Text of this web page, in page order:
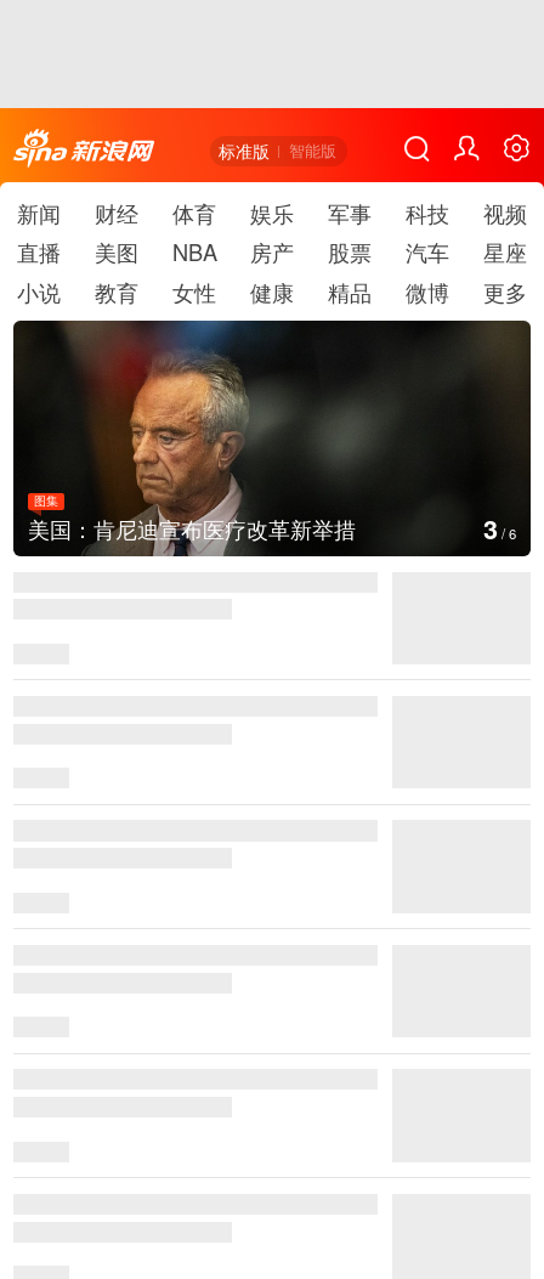
标准版 智能版
新闻 财经 体育 娱乐 军事 科技
视频
直播
美图 NBA 房产 股票 汽车
星座
小说
教育 女性 健康 精品 微博 更多
图集
云南普洱：乡村风光如画 4 /6